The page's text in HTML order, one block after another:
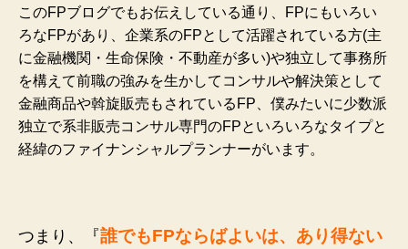
このFPブログでもお伝えしている通り、FPにもいろい
ろなFPがあり、企業系のFPとして活躍されている方(主
に金融機関・生命保険・不動産が多い)や独立して事務所
を構えて前職の強みを生かしてコンサルや解決策として
金融商品や斡旋販売もされているFP、僕みたいに少数派
独立で系非販売コンサル専門のFPといろいろなタイプと
経緯のファイナンシャルプランナーがいます。
つまり、『誰でもFPならばよいは、あり得ない